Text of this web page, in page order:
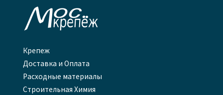

Крепеж
Доставка и Оплата
Расходные материалы
Строительная Химия